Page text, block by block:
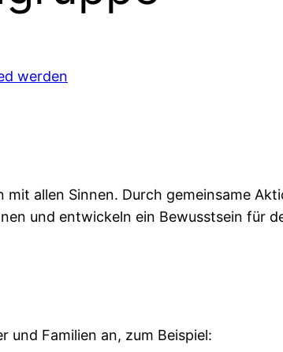
werden
allen Sinnen. Durch gemeinsame
und entwickeln ein Bewusstsein für
und Familien an, zum Beispiel: